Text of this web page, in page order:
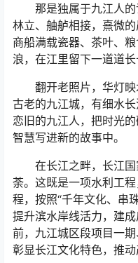
那是独属于九江人的
林立、舳舻相接，熹微的
商船满载瓷器、茶叶、
浪，在江里留下一道道
翻开老照片，华灯映
古老的九江城，有细水长
恋旧的九江人，把时光
智慧写进新的故事中。
在长江之畔，长江国
荼。这既是一项水利工
程，按照“千年文化、串
提升滨水岸线活力，建
前，九江城区段项目一
彰显长江文化特色，推动